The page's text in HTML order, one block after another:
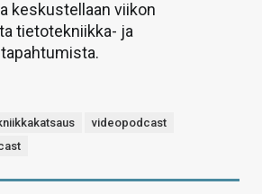
keskustellaan viikon
tietotekniikka- ja
videopodcast